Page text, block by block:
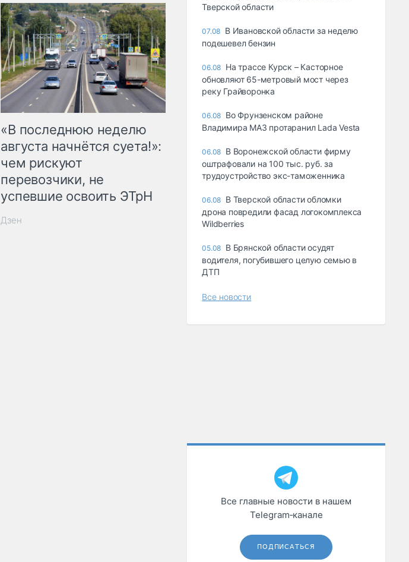
«В последнюю неделю
августа начнётся суета!»:
чем рискуют
перевозчики, не
успевшие освоить ЭТрН
Дзен
Тверской области
07.08 В Ивановской области за неделю
подешевел бензин
06.08 На трассе Курск – Касторное
обновляют 65-метровый мост через
реку Грайворонка
06.08 Во Фрунзенском районе
Владимира МАЗ протаранил Lada Vesta
06.08 В Воронежской области фирму
оштрафовали на 100 тыс. руб. за
трудоустройство экс-таможенника
06.08 В Тверской области обломки
дрона повредили фасад логокомплекса
Wildberries
05.08 В Брянской области осудят
водителя, погубившего целую семью в
ДТП
Все новости
Все главные новости в нашем
Telegram‑канале
ПОДПИСАТЬСЯ